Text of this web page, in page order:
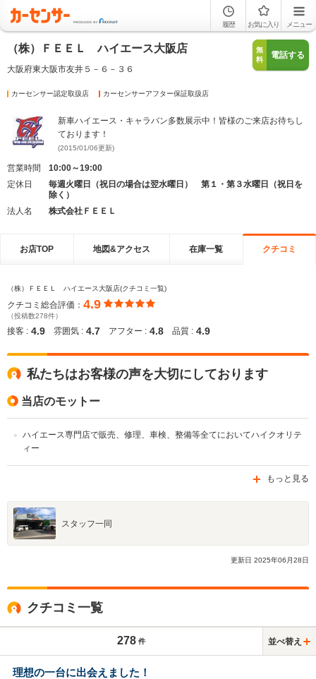
履歴 お気に入り メニュー
（株）ＦＥＥＬ ハイエース大阪店
大阪府東大阪市友井５－６－３６
無
料
電話する
カーセンサー認定取扱店 カーセンサーアフター保証取扱店
新車ハイエース・キャラバン多数展示中！皆様のご来店お待ちし
ております！
(2015/01/06更新)
営業時間
10:00～19:00
定休日
毎週火曜日（祝日の場合は翌水曜日） 第１・第３水曜日（祝日を
除く）
法人名
株式会社ＦＥＥＬ
お店TOP 地図&アクセス 在庫一覧 クチコミ
（株）ＦＥＥＬ ハイエース大阪店(クチコミ一覧)
クチコミ総合評価： 4.9
（投稿数278件）
接客 : 4.9 雰囲気 : 4.7 アフター : 4.8 品質 : 4.9
私たちはお客様の声を大切にしております
当店のモットー
ハイエース専門店で販売、修理、車検、整備等全てにおいてハイクオリテ
ィー
もっと見る
スタッフ一同
更新日 2025年06 月28日
クチコミ一覧
278 件 並べ替え
理想の一台に出会えました！